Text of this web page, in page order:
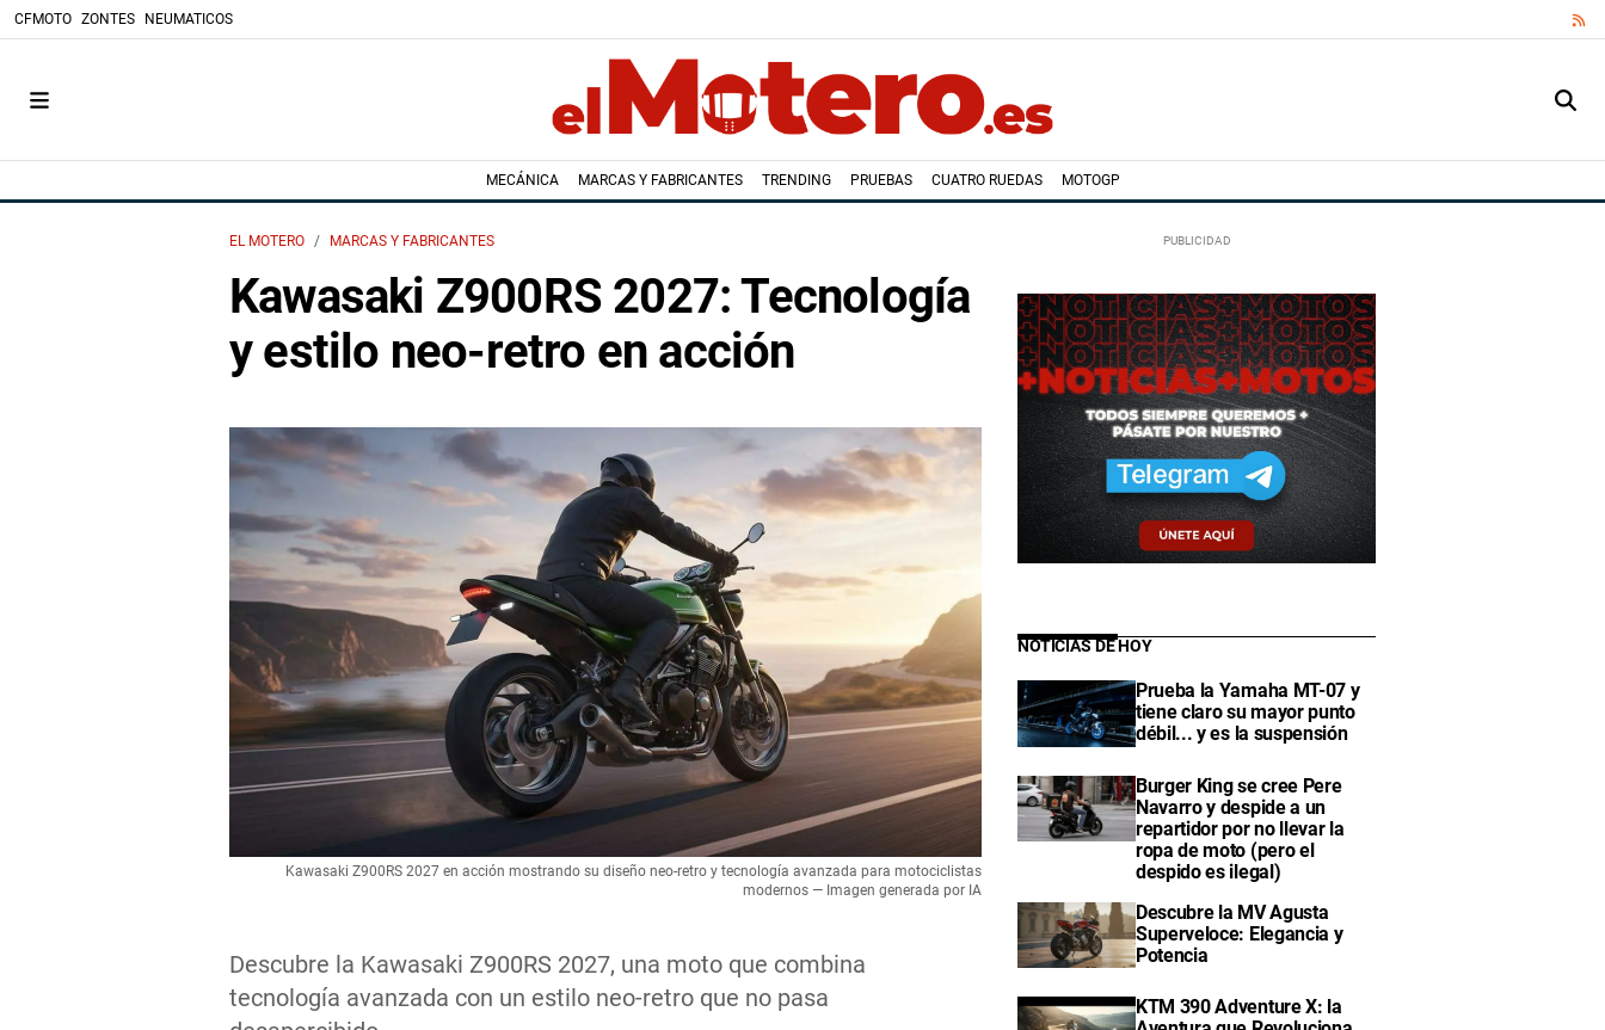
CFMOTO ZONTES NEUMATICOS
MECÁNICA MARCAS Y FABRICANTES TRENDING PRUEBAS CUATRO RUEDAS MOTOGP
EL MOTERO MARCAS Y FABRICANTES
Kawasaki Z900RS 2027: Tecnología
y estilo neo-retro en acción
Descubre la Kawasaki Z900RS 2027, una moto que combina
tecnología avanzada con un estilo neo-retro que no pasa
Kawasaki Z900RS 2027 en acción mostrando su diseño neo-retro y tecnología avanzada para motociclistas
modernos — Imagen generada por IA
NOTICIAS DE HOY
Prueba la Yamaha MT-07 y
tiene claro su mayor punto
débil... y es la suspensión
Burger King se cree Pere
Navarro y despide a un
repartidor por no llevar la
ropa de moto (pero el
despido es ilegal)
Descubre la MV Agusta
Superveloce: Elegancia y
Potencia
KTM 390 Adventure X: la